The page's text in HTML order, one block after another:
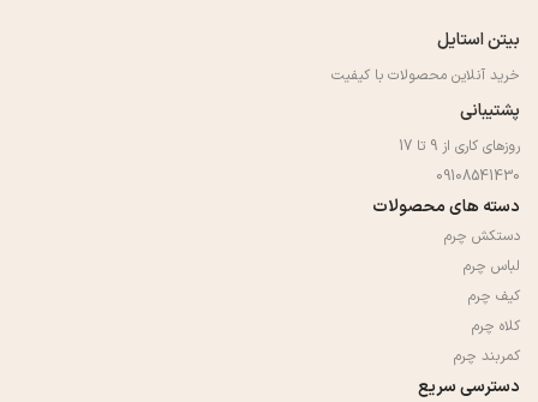
بیتن استایل
خرید آنلاین محصولات با کیفیت
پشتیبانی
روزهای کاری از 9 تا 17
09108541430
دسته های محصولات
دستکش چرم
لباس چرم
کیف چرم
کلاه چرم
کمربند چرم
دسترسی سریع